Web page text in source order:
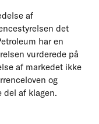
af
det
har en
vurderede på
af markedet ikke
og
del af klagen.